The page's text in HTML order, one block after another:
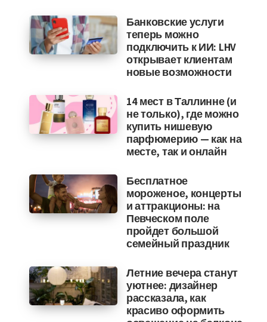
Банковские услуги
теперь можно
подключить к ИИ: LHV
открывает клиентам
новые возможности
14 мест в Таллинне (и
не только), где можно
купить нишевую
парфюмерию — как на
месте, так и онлайн
Бесплатное
мороженое, концерты
и аттракционы: на
Певческом поле
пройдет большой
семейный праздник
Летние вечера станут
уютнее: дизайнер
рассказала, как
красиво оформить